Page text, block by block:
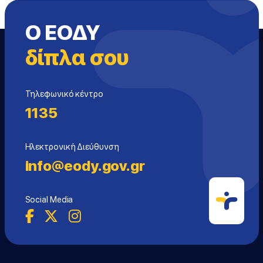
Ο ΕΟΔΥ
δίπλα σου
Τηλεφωνικό κέντρο
1135
Ηλεκτρονική Διεύθυνση
info@eody.gov.gr
Social Media